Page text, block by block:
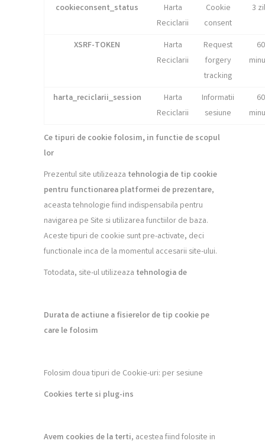
cookieconsent_status
Harta
Reciclarii
Cookie
consent
3
XSRF-TOKEN
Harta
Reciclarii
Request
forgery
tracking
60
harta_reciclarii_session
Harta
Reciclarii
Informatii
sesiune
60
Ce tipuri de cookie folosim, in functie de scopul
lor
Prezentul site utilizeaza tehnologia de tip cookie
pentru functionarea platformei de prezentare,
aceasta tehnologie fiind indispensabila pentru
navigarea pe Site si utilizarea functiilor de baza.
Aceste tipuri de cookie sunt pre-activate, deci
functionale inca de la momentul accesarii site-ului.
Totodata, site-ul utilizeaza tehnologia de
Durata de actiune a fisierelor de tip cookie pe
care le folosim
Folosim doua tipuri de Cookie-uri: per sesiune
Cookies terte si plug-ins
Avem cookies de la terti, acestea fiind folosite in